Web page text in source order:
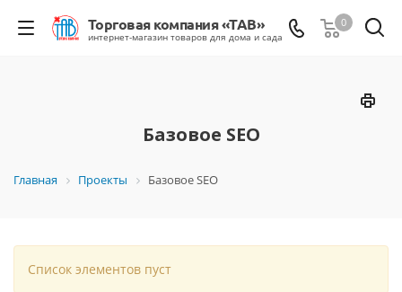
0
Базовое SEO
Главная Проекты Базовое SEO
Список элементов пуст